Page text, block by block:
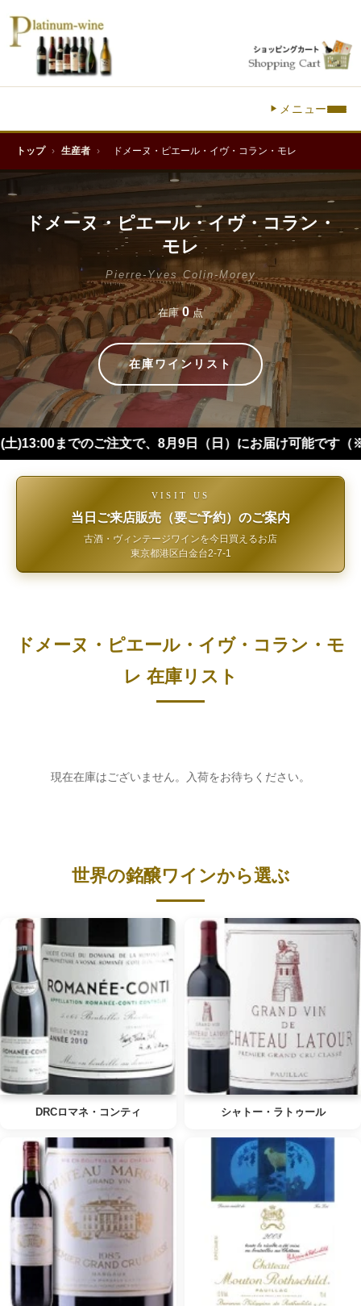
メニュー
トップ › 生産者 › ドメーヌ・ピエール・イヴ・コラン・モレ
ドメーヌ・ピエール・イヴ・コラン・
モレ
Pierre-Yves Colin-Morey
在庫0 点
在庫ワインリスト
注文で、8月9日（日）にお届け可能です（※四国・中国
VISIT US
当日ご来店販売（要ご予約）のご案内
古酒・ヴィンテージワインを今日買えるお店
東京都港区白金台2-7-1
ドメーヌ・ピエール・イヴ・コラン・モ
レ 在庫リスト
現在在庫はございません。入荷をお待ちください。
世界の銘醸ワインから選ぶ
DRCロマネ・コンティ シャトー・ラトゥール